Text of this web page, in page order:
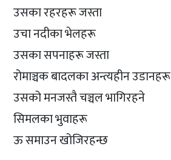
उसका रहरहरू जस्ता
उचा नदीका भेलहरू
उसका सपनाहरू जस्ता
रोमाञ्चक बादलका अन्त्यहीन उडानहरू
उसको मनजस्तै चञ्चल भागिरहने
सिमलका भुवाहरू
ऊ समाउन खोजिरहन्छ